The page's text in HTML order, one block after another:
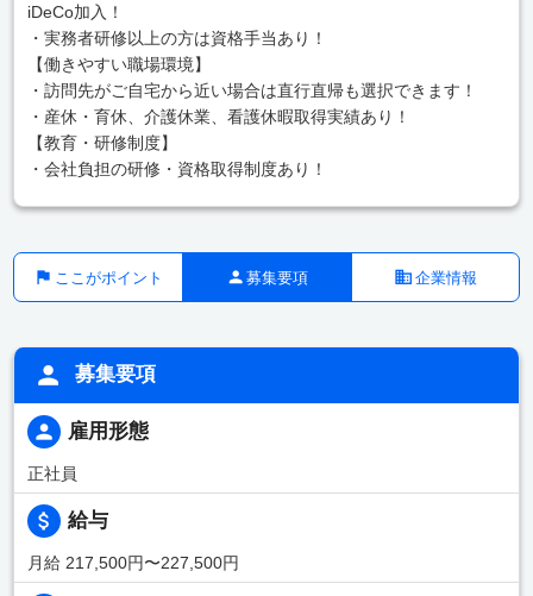
iDeCo加入！
・実務者研修以上の方は資格手当あり！
【働きやすい職場環境】
・訪問先がご自宅から近い場合は直行直帰も選択できます！
・産休・育休、介護休業、看護休暇取得実績あり！
【教育・研修制度】
・会社負担の研修・資格取得制度あり！
ここがポイント 募集要項 企業情報
募集要項
雇用形態
正社員
給与
月給 217,500円〜227,500円